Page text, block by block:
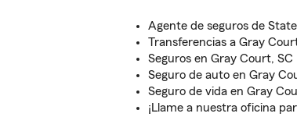
Agente de seguros de
Transferencias a Gray
Seguros en Gray Court, SC
Seguro de auto en Gray
Seguro de vida en Gray
¡Llame a nuestra oficina